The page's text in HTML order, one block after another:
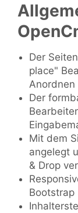
Der
place"
Anordnen
Der
Mit dem
angelegt
& Drop
Bootstrap